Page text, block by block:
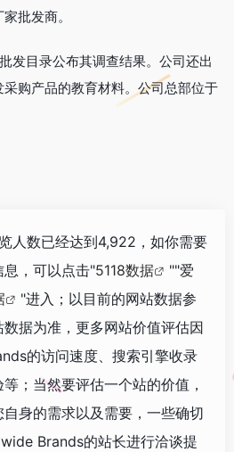
批发商。
发目录公布其调查结果。公司还出
购产品的教育材料。公司总部位于
人数已经达到4,922，如你需要
，可以点击"5118数据 ""爱
"进入；以目前的网站数据参
据为准，更多网站价值评估因
的访问速度、搜索引擎收录
；当然要评估一个站的价值，
身的需求以及需要，一些确切
Brands的站长进行洽谈提